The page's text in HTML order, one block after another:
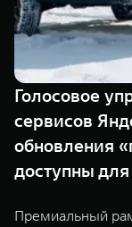
WEY 07
Расширяя границы
от 6 149 000 ₽
TANK Лизинг
TANK Страхование
Цифровые
Подписки
Голосовое
сервисов
обновления
доступны
Премиальный